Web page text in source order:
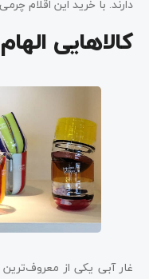
دارند. با خرید این اقلام
کالاهایی
غار آبی یکی از